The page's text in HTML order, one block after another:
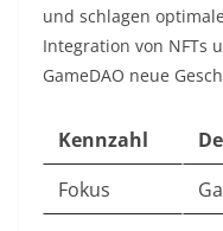
und schlagen
Integration von NFTs
GameDAO neue
Kennzahl
Fokus